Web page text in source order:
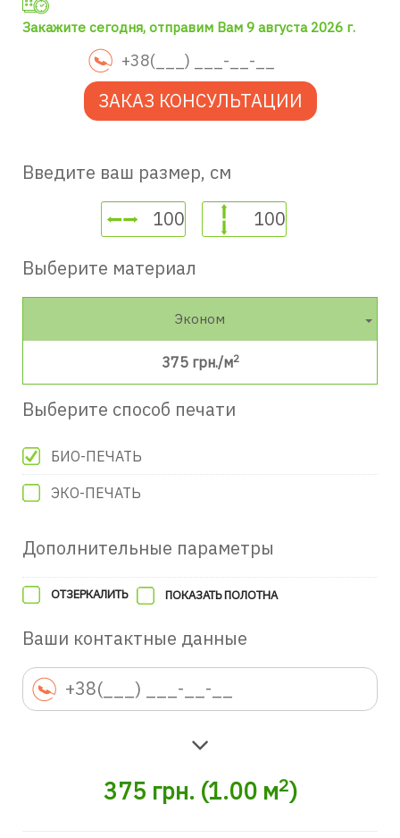
Закажите сегодня, отправим Вам 9 августа 2026 г.
ЗАКАЗ КОНСУЛЬТАЦИИ
Введите ваш размер, см
Выберите материал
Эконом
375 грн./м2
Выберите способ печати
БИО-ПЕЧАТЬ
ЭКО-ПЕЧАТЬ
Дополнительные параметры
ОТЗЕРКАЛИТЬ ПОКАЗАТЬ ПОЛОТНА
Ваши контактные данные
375 грн. (1.00м2)